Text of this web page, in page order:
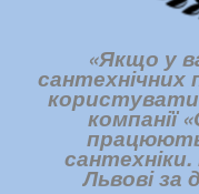
«Якщо у
сантехнічних
компанії
працюють
Львові за